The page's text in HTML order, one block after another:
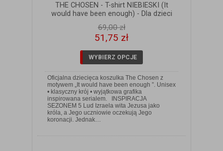
THE CHOSEN - T-shirt NIEBIESKI (It
would have been enough) - Dla dzieci
69,00 zł
51,75 zł
WYBIERZ OPCJE
Oficjalna dziecięca koszulka The Chosen z
motywem „It would have been enough ”. Unisex
• klasyczny krój • wyjątkowa grafika
inspirowana serialem. INSPIRACJA
SEZONEM 5 Lud Izraela wita Jezusa jako
króla, a Jego uczniowie oczekują Jego
koronacji. Jednak…
ZOBACZ SZCZEGÓŁY